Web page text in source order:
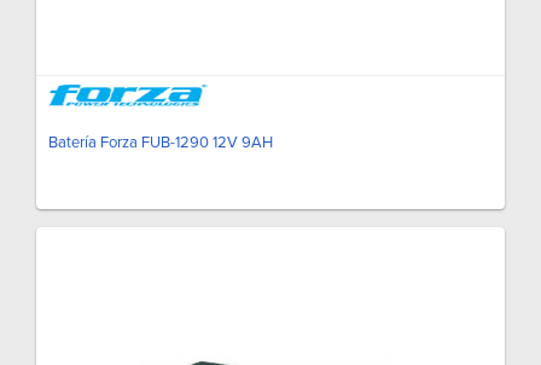
Batería Forza FUB-1290 12V 9AH